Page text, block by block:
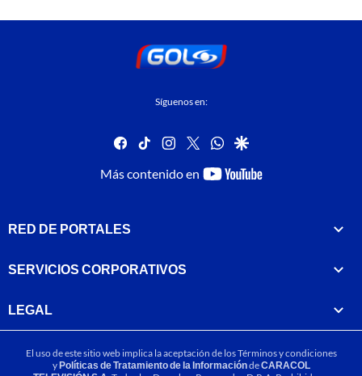
Síguenos en:
facebook
tiktok instagram
twitterwhatsapp
google
Más contenido en
youtube-
RED DE PORTALES
SERVICIOS CORPORATIVOS
LEGAL
El uso de este sitio web implica la aceptación de losTérminos y condiciones
yPolíticas de Tratamiento de la InformacióndeCARACOL